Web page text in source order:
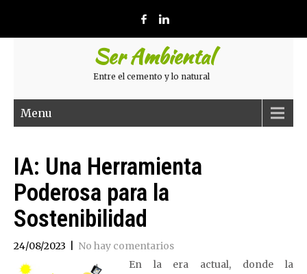
Ser Ambiental
Entre el cemento y lo natural
Menu
IA: Una Herramienta
Poderosa para la
Sostenibilidad
24/08/2023
No hay comentarios
En la era actual, donde la